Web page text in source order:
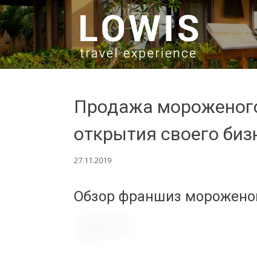
SKIP TO CONTENT
Продажа
открытия своего
27.11.2019
Обзор франшиз